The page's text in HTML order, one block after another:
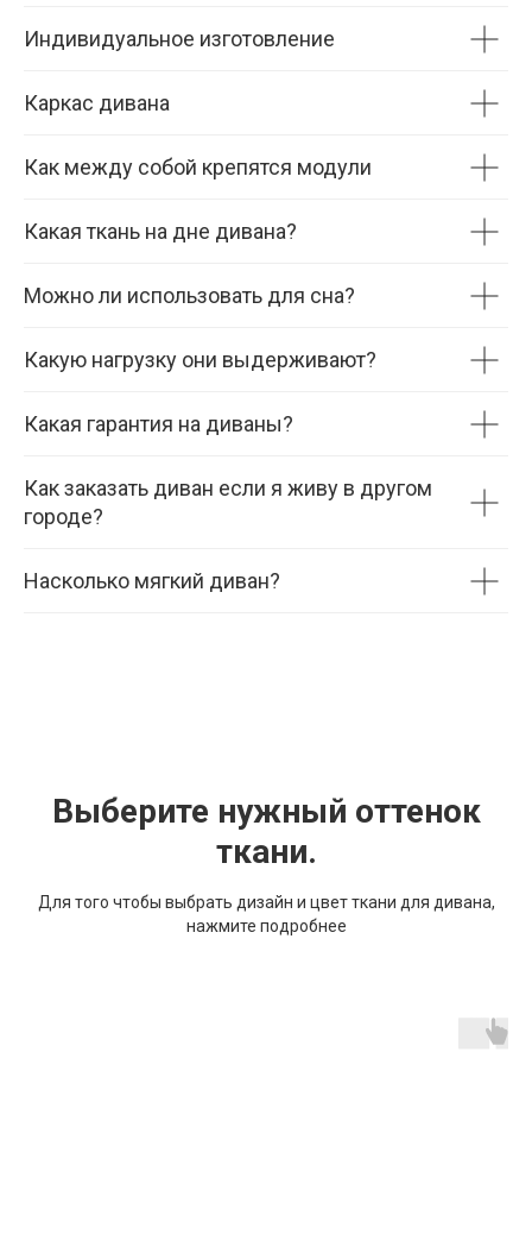
Индивидуальное изготовление
Каркас дивана
Как между собой крепятся модули
Какая ткань на дне дивана?
Можно ли использовать для сна?
Какую нагрузку они выдерживают?
Какая гарантия на диваны?
Как заказать диван если я живу в другом
городе?
Насколько мягкий диван?
Выберите нужный оттенок
ткани.
Для того чтобы выбрать дизайн и цвет ткани для дивана,
нажмите подробнее